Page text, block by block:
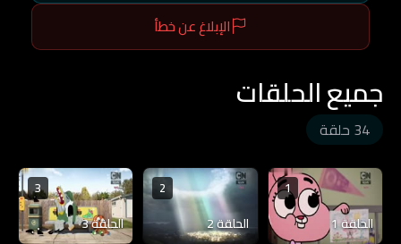
الإبلاغ عن خطأ
جميع الحلقات
34 حلقة
1
الحلقة 1
2
الحلقة 2
3
الحلقة 3